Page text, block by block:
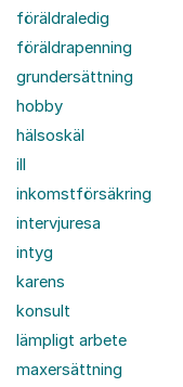
föräldraledig
föräldrapenning
grundersättning
hobby
hälsoskäl
ill
inkomstförsäkring
intervjuresa
intyg
karens
konsult
lämpligt arbete
maxersättning